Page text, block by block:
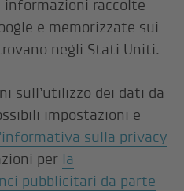
informazioni raccolte
e memorizzate sui
negli Stati Uniti.
sull’utilizzo dei dati da
impostazioni e
sulla privacy
per la
pubblicitari da parte